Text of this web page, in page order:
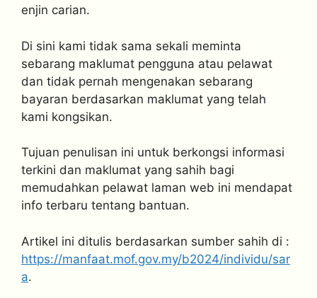
enjin carian.
Di sini kami tidak sama sekali meminta
sebarang maklumat pengguna atau pelawat
dan tidak pernah mengenakan sebarang
bayaran berdasarkan maklumat yang telah
kami kongsikan.
Tujuan penulisan ini untuk berkongsi informasi
terkini dan maklumat yang sahih bagi
memudahkan pelawat laman web ini mendapat
info terbaru tentang bantuan.
Artikel ini ditulis berdasarkan sumber sahih di :
https://manfaat.mof.gov.my/b2024/individu/sar
a.